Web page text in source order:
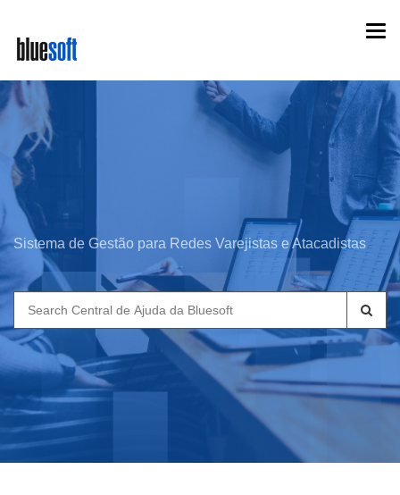
main
content
Sistema de Gestão para Redes Varejistas e Atacadistas
Search
for: